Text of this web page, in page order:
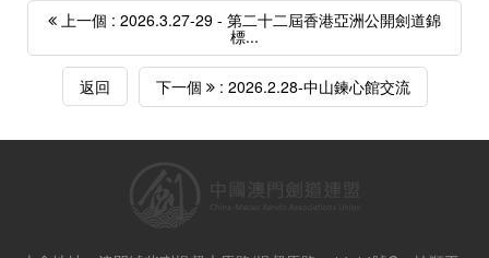
上一個 : 2026.3.27-29 - 第二十二屆香港亞洲公開劍道錦
標...
返回 下一個 : 2026.2.28-中山鍊心館交流